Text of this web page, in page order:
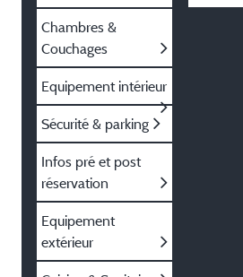
Chambres &
Couchages
Equipement intérieur
Sécurité & parking
Infos pré et post
réservation
Equipement
extérieur